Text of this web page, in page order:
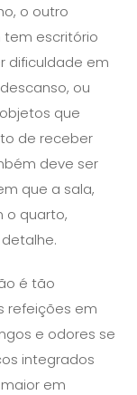
o outro
tem escritório
dificuldade em
ou
que
de receber
deve ser
que a sala,
o quarto,
é tão
refeições em
e odores se
integrados
em